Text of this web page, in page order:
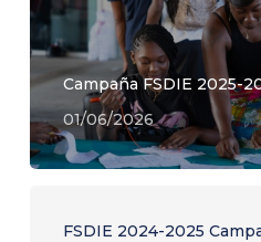
Campaña FSDIE 2025-
01/06/2026
FSDIE 2024-2025